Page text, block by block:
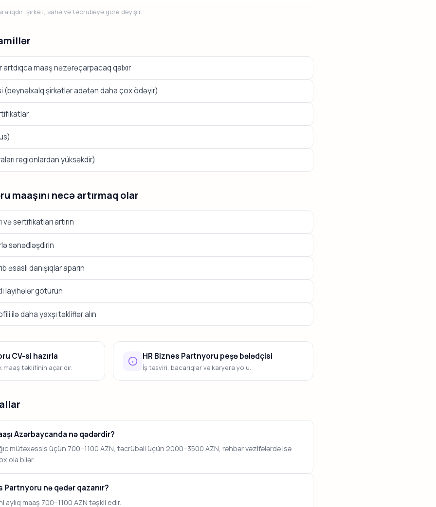
şirkət, sahə və təcrübəyə görə dəyişir.
maaş nəzərəçarpacaq qalxır
(beynəlxalq şirkətlər adətən daha çox ödəyir)
regionlardan yüksəkdir)
maaşını necə artırmaq olar
sertifikatları artırın
sənədləşdirin
əsaslı danışıqlar aparın
layihələr götürün
ilə daha yaxşı təkliflər alın
CV-si hazırla
təklifinin açarıdır.
HR Biznes Partnyoru peşə bələdçisi
İş təsviri, bacarıqlar və karyera yolu.
Azərbaycanda nə qədərdir?
mütəxəssis üçün 700–1100 AZN, təcrübəli üçün 2000–3500 AZN, rəhbər vəzifələrdə isə
ola bilər.
Partnyoru nə qədər qazanır?
aylıq maaş 700–1100 AZN təşkil edir.